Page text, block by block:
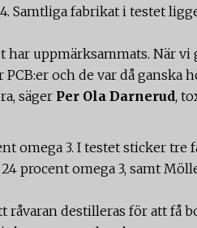
Samtliga fabrikat i testet
uppmärksammats. När vi
och de var då ganska
säger Per Ola Darnerud,
omega 3. I testet sticker tre
procent omega 3, samt
råvaran destilleras för att få